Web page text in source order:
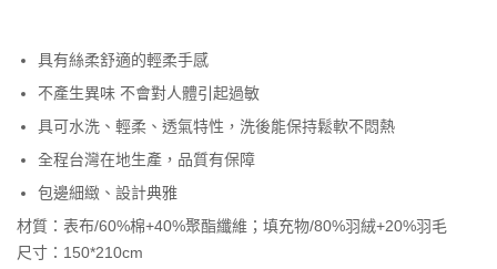
具有絲柔舒適的輕柔手感
不產生異味 不會對人體引起過敏
具可水洗、輕柔、透氣特性，洗後能保持鬆軟不悶熱
全程台灣在地生產，品質有保障
包邊細緻、設計典雅
材質：表布/60%棉+40%聚酯纖維；填充物/80%羽絨+20%羽毛
尺寸：150*210cm